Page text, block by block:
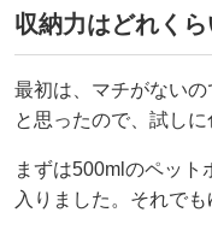
収納力はどれくら
最初は、マチがない
と思ったので、試し
まずは500mlのペット
入りました。それでも